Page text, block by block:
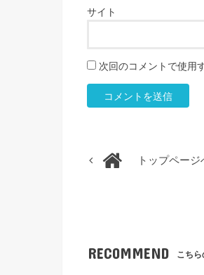
サイト
次回のコメントで使用
トップページ
RECOMMEND こちら